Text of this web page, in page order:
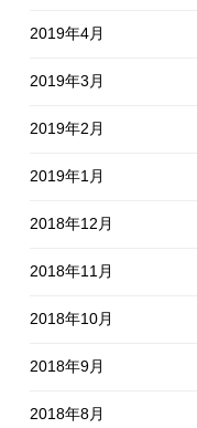
2019年4月
2019年3月
2019年2月
2019年1月
2018年12月
2018年11月
2018年10月
2018年9月
2018年8月